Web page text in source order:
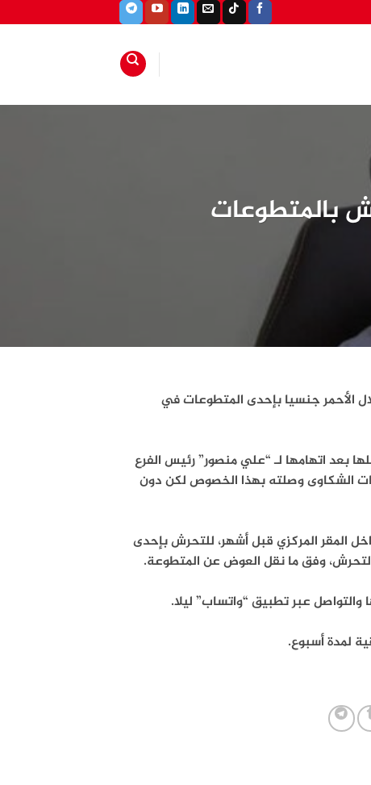
بالمتطوعات
الأحمر جنسيا بإحدى المتطوعات في
بعد اتهامها لـ “علي منصور” رئيس الفرع
الشكاوى وصلته بهذا الخصوص لكن دون
المقر المركزي قبل أشهر، للتحرش بإحدى
وفق ما نقل العوض عن المتطوعة.
عبر تطبيق “واتساب” ليلا.
لمدة أسبوع.